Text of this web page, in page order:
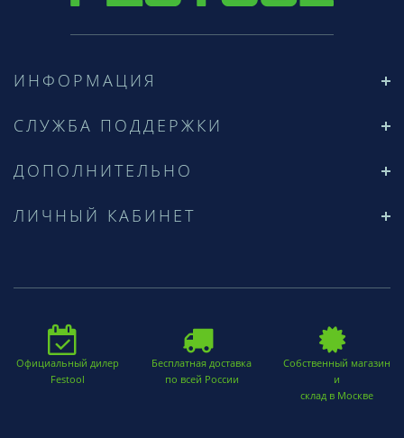
ИНФОРМАЦИЯ
СЛУЖБА ПОДДЕРЖКИ
ДОПОЛНИТЕЛЬНО
ЛИЧНЫЙ КАБИНЕТ
Официальный дилер
Festool
Бесплатная доставка
по всей России
Собственный магазин
и
склад в Москве